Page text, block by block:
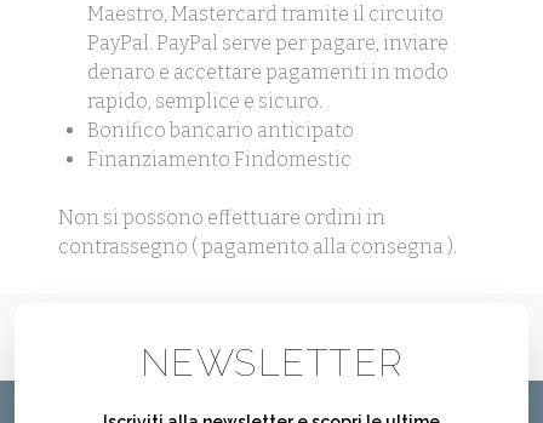
Maestro, Mastercard tramite il circuito
PayPal. PayPal serve per pagare, inviare
denaro e accettare pagamenti in modo
rapido, semplice e sicuro.
Bonifico bancario anticipato
Finanziamento Findomestic
Non si possono effettuare ordini in
contrassegno ( pagamento alla consegna ).
NEWSLETTER